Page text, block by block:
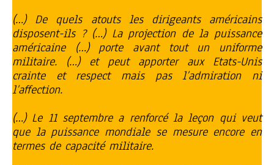
(…) De quels atouts les dirigeants américains
disposent-ils ? (…) La projection de la puissance
américaine (…) porte avant tout un uniforme
militaire. (…) et peut apporter aux Etats-Unis
crainte et respect mais pas l’admiration ni
l’affection.
(…) Le 11 septembre a renforcé la leçon qui veut
que la puissance mondiale se mesure encore en
termes de capacité militaire.